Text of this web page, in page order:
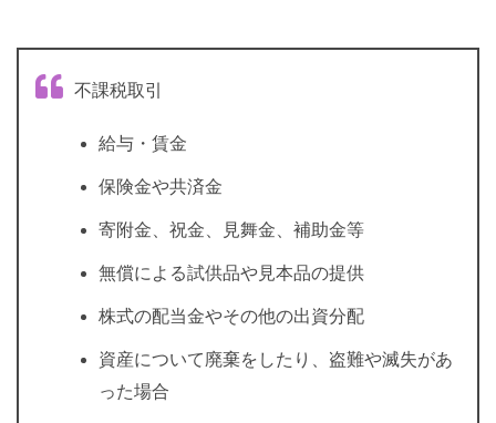
不課税取引
給与・賃金
保険金や共済金
寄附金、祝金、見舞金、補助金等
無償による試供品や見本品の提供
株式の配当金やその他の出資分配
資産について廃棄をしたり、盗難や滅失があ
った場合